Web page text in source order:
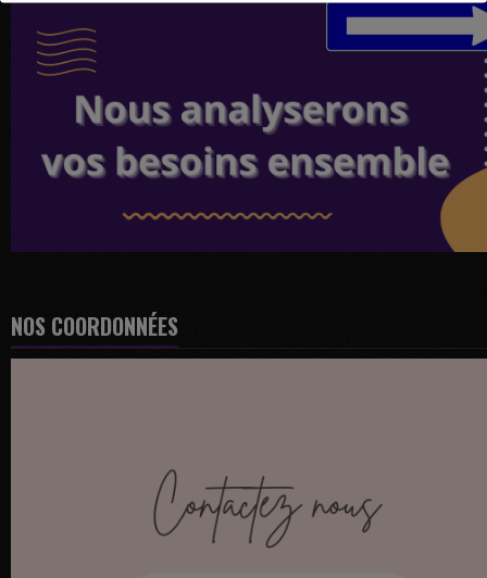
NOS COORDONNÉES